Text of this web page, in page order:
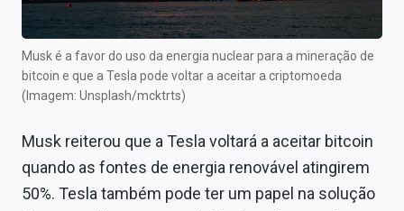
Musk é a favor do uso da energia nuclear para a mineração de
bitcoin e que a Tesla pode voltar a aceitar a criptomoeda
(Imagem: Unsplash/mcktrts)
Musk reiterou que a Tesla voltará a aceitar bitcoin
quando as fontes de energia renovável atingirem
50%. Tesla também pode ter um papel na solução